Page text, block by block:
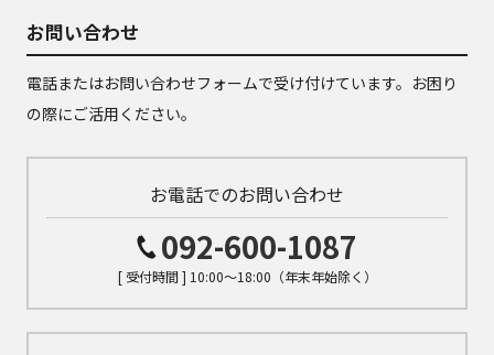
お問い合わせ
電話またはお問い合わせフォームで受け付けています。お困り
の際にご活用ください。
お電話でのお問い合わせ
092-600-1087
[ 受付時間 ] 10:00～18:00（年末年始除く）